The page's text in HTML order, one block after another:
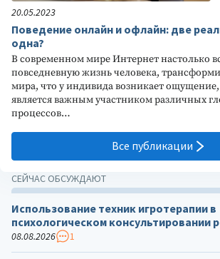
20.05.2023
Поведение онлайн и офлайн: две
одна?
В современном мире Интернет настолько
повседневную жизнь человека,
мира, что у индивида возникает
является важным участником различных
процессов…
Все публикации
СЕЙЧАС ОБСУЖДАЮТ
Использование техник игротерапии в
психологическом консультировании
08.08.2026 1